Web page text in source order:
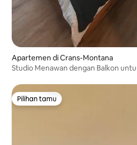
Apartemen di Crans-Montana
Studio Menawan dengan Balkon
Pilihan tamu
Pilihan tamu